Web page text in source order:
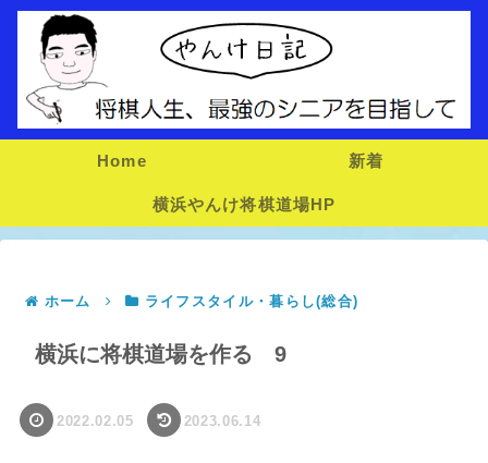
Home 新着
横浜やんけ将棋道場HP
ホーム ライフスタイル・暮らし(総合)
横浜に将棋道場を作る 9
2022.02.05 2023.06.14